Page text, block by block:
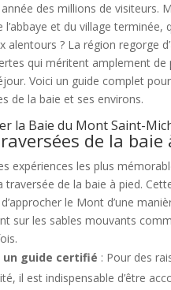
des millions de visiteurs.
l’abbaye et du village terminée,
alentours ? La région regorge
qui méritent amplement de
Voici un guide complet
de la baie et ses environs.
la Baie du Mont Saint-
de la baie
expériences les plus
traversée de la baie à pied.
le Mont d’une
sur les sables mouvants
un guide certifié : Pour des
il est indispensable d’être